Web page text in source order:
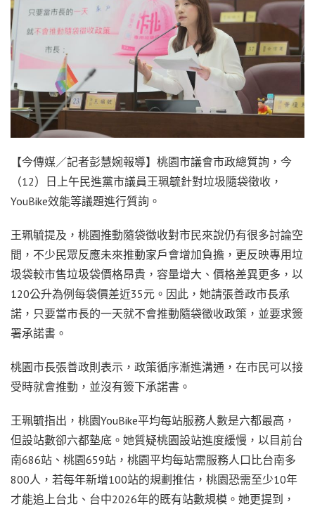
【今傳媒／記者彭慧婉報導】桃園市議會市政總質詢，今
（12）日上午民進黨市議員王珮毓針對垃圾隨袋徵收，
YouBike效能等議題進行質詢。
王珮毓提及，桃園推動隨袋徵收對市民來說仍有很多討論空
間，不少民眾反應未來推動家戶會增加負擔，更反映專用垃
圾袋較市售垃圾袋價格昂貴，容量增大、價格差異更多，以
120公升為例每袋價差近35元。因此，她請張善政市長承
諾，只要當市長的一天就不會推動隨袋徵收政策，並要求簽
署承諾書。
桃園市長張善政則表示，政策循序漸進溝通，在市民可以接
受時就會推動，並沒有簽下承諾書。
王珮毓指出，桃園YouBike平均每站服務人數是六都最高，
但設站數卻六都墊底。她質疑桃園設站進度緩慢，以目前台
南686站、桃園659站，桃園平均每站需服務人口比台南多
800人，若每年新增100站的規劃推估，桃園恐需至少10年
才能追上台北、台中2026年的既有站數規模。她更提到，